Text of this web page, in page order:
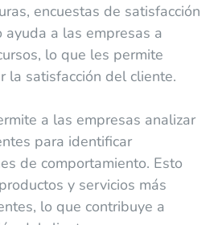
encuestas de satisfacción
ayuda a las empresas a
lo que les permite
la satisfacción del cliente.
a las empresas analizar
para identificar
de comportamiento. Esto
y servicios más
lo que contribuye a